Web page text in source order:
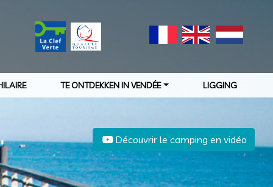
TE ONTDEKKEN IN VENDÉE LIGGING
Découvrir le camping en vidéo